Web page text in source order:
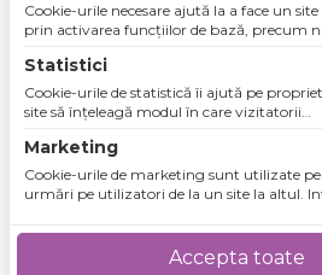
Cookie-urile necesare ajută la a face un
prin activarea funcţiilor de bază, precum
Site-ul nu poate funcţiona corespunzător
cookie-uri.
Statistici
Cookie-urile de statistică îi ajută pe
site să înţeleagă modul în care vizitatorii
raportarea informaţiilor în mod anonim.
Marketing
Cookie-urile de marketing sunt utilizate
urmări pe utilizatori de la un site la altul.
utilizatorii individuali, aşadar ele sunt mai
pentru agenţiile de puiblicitate şi părţile
Accepta toate